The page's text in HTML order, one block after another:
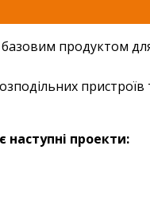
продуктом
пристроїв
проекти: